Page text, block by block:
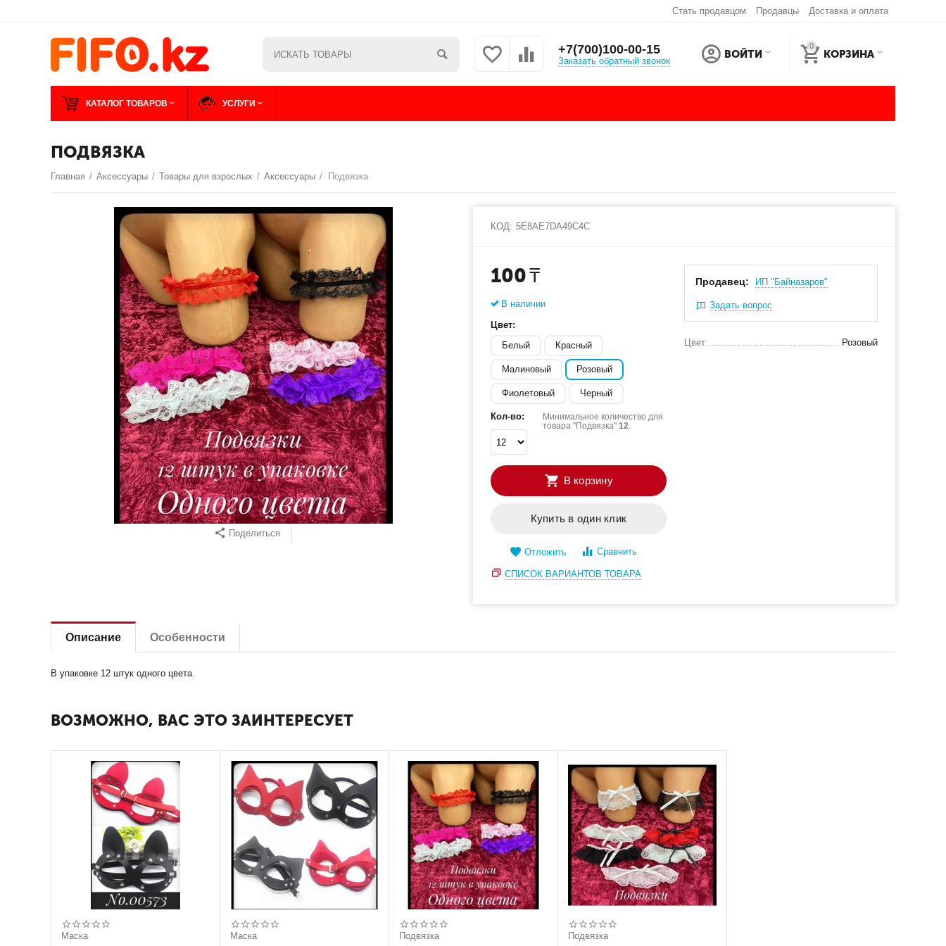
Стать продавцом Продавцы Доставка и оплата
+7(700)100-00-15
Заказать обратный звонок
ВОЙТИ
0
КОРЗИНА
КАТАЛОГ ТОВАРОВ УСЛУГИ
ПОДВЯЗКА
Главная / Аксессуары / Товары для взрослых / Аксессуары / Подвязка
Поделиться
КОД: 5E8AE7DA49C4C
100 ₸
В наличии
Цвет:
Белый
Красный
Малиновый Розовый
Фиолетовый Черный
Кол-во:
Минимальное количество для
товара "Подвязка" 12.
В корзину
Купить в один клик
Отложить Сравнить
Продавец: ИП "Байназаров"
Задать вопрос
Цвет Розовый
СПИСОК ВАРИАНТОВ ТОВАРА
Описание Особенности
В упаковке 12 штук одного цвета.
ВОЗМОЖНО, ВАС ЭТО ЗАИНТЕРЕСУЕТ
Маска Маска Подвязка Подвязка